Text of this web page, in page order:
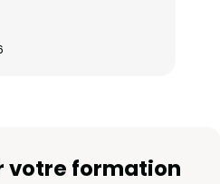
votre formation